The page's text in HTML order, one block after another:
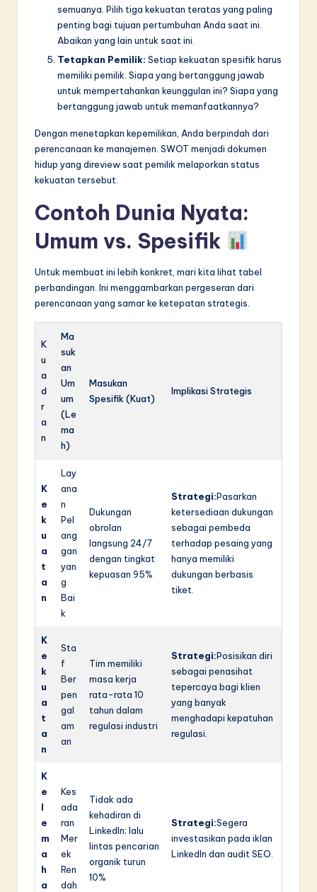
semuanya. Pilih tiga kekuatan teratas yang paling
penting bagi tujuan pertumbuhan Anda saat ini.
Abaikan yang lain untuk saat ini.
Tetapkan Pemilik: Setiap kekuatan spesifik harus
memiliki pemilik. Siapa yang bertanggung jawab
untuk mempertahankan keunggulan ini? Siapa yang
bertanggung jawab untuk memanfaatkannya?
Dengan menetapkan kepemilikan, Anda berpindah dari
perencanaan ke manajemen. SWOT menjadi dokumen
hidup yang direview saat pemilik melaporkan status
kekuatan tersebut.
Contoh Dunia Nyata:
Umum vs. Spesifik
Untuk membuat ini lebih konkret, mari kita lihat tabel
perbandingan. Ini menggambarkan pergeseran dari
perencanaan yang samar ke ketepatan strategis.
K
u
a
d
r
a
n
Ma
suk
an
Um
um
(Le
ma
h)
Masukan
Spesifik (Kuat)
Implikasi Strategis
K
e
k
u
a
t
a
n
Lay
ana
n
Pel
ang
gan
yan
g
Bai
k
Dukungan
obrolan
langsung 24/7
dengan tingkat
kepuasan 95%
Strategi:Pasarkan
ketersediaan dukungan
sebagai pembeda
terhadap pesaing yang
hanya memiliki
dukungan berbasis
tiket.
K
e
k
u
a
t
a
n
Sta
f
Ber
pen
gal
am
an
Tim memiliki
masa kerja
rata-rata 10
tahun dalam
regulasi industri
Strategi:Posisikan diri
sebagai penasihat
tepercaya bagi klien
yang banyak
menghadapi kepatuhan
regulasi.
K
e
l
e
m
a
h
a
Kes
ada
ran
Mer
ek
Ren
dah
Tidak ada
kehadiran di
LinkedIn; lalu
lintas pencarian
organik turun
10%
Strategi:Segera
investasikan pada iklan
LinkedIn dan audit SEO.